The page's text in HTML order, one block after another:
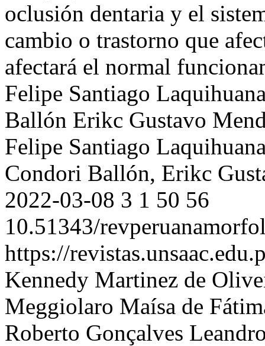
oclusión dentaria y el
cambio o trastorno que
afectará el normal
Felipe Santiago
Ballón Erikc Gustavo
Felipe Santiago
Condori Ballón, Erikc
2022-03-08 3 1 50 56
10.51343/
https://
Kennedy Martinez de
Meggiolaro Maísa de
Roberto Gonçalves